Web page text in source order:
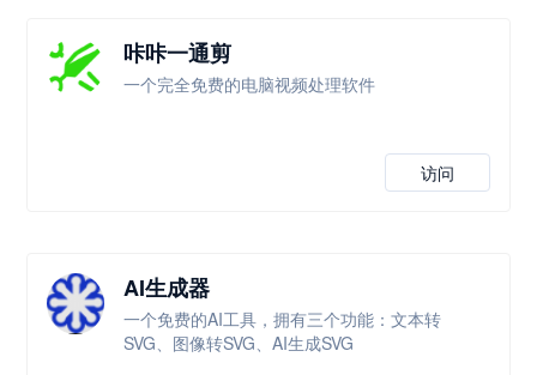
咔咔一通剪
一个完全免费的电脑视频处理软件
访问
AI生成器
一个免费的AI工具，拥有三个功能：文本转
SVG、图像转SVG、AI生成SVG